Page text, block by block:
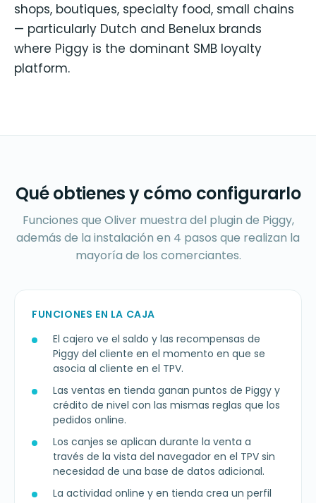
shops, boutiques, specialty food, small chains
— particularly Dutch and Benelux brands
where Piggy is the dominant SMB loyalty
platform.
Qué obtienes y cómo configurarlo
Funciones que Oliver muestra del plugin de Piggy,
además de la instalación en 4 pasos que realizan la
mayoría de los comerciantes.
FUNCIONES EN LA CAJA
El cajero ve el saldo y las recompensas de
Piggy del cliente en el momento en que se
asocia al cliente en el TPV.
Las ventas en tienda ganan puntos de Piggy y
crédito de nivel con las mismas reglas que los
pedidos online.
Los canjes se aplican durante la venta a
través de la vista del navegador en el TPV sin
necesidad de una base de datos adicional.
La actividad online y en tienda crea un perfil